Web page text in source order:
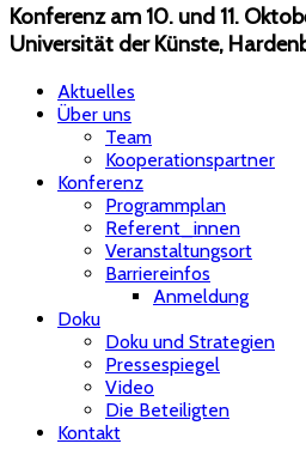
Konferenz am 10. und 11.
Universität der Künste,
Aktuelles
Über uns
Team
Kooperationspartner
Konferenz
Programmplan
Referent_innen
Veranstaltungsort
Barriereinfos
Anmeldung
Doku
Doku und Strategien
Pressespiegel
Video
Die Beteiligten
Kontakt